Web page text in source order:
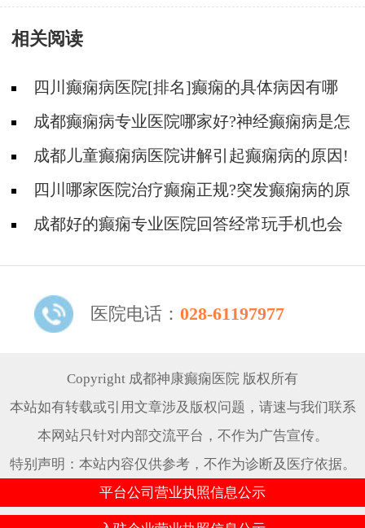
状态该怎么办？
相关阅读
四川癫痫病医院[排名]癫痫的具体病因有哪
些?成都癫痫病专业医院哪家好?神经癫痫病是怎
么引起的?
成都儿童癫痫病医院讲解引起癫痫病的原因!
四川哪家医院治疗癫痫正规?突发癫痫病的原
因是什么?
成都好的癫痫专业医院回答经常玩手机也会
医院电话： 028-61197977
Copyright 成都神康癫痫医院 版权所有
本站如有转载或引用文章涉及版权问题，请速与我们联系
本网站只针对内部交流平台，不作为广告宣传。
特别声明：本站内容仅供参考，不作为诊断及医疗依据。
平台公司营业执照信息公示